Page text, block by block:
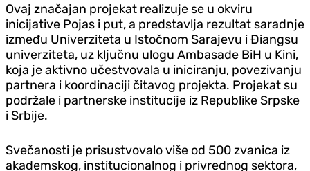
Ovaj značajan projekat realizuje se u okviru
inicijative Pojas i put, a predstavlja rezultat saradnje
između Univerziteta u Istočnom Sarajevu i Điangsu
univerziteta, uz ključnu ulogu Ambasade BiH u Kini,
koja je aktivno učestvovala u iniciranju, povezivanju
partnera i koordinaciji čitavog projekta. Projekat su
podržale i partnerske institucije iz Republike Srpske
i Srbije.
Svečanosti je prisustvovalo više od 500 zvanica iz
akademskog, institucionalnog i privrednog sektora,